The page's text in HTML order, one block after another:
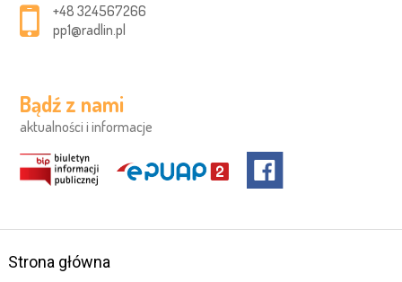
+48 324567266
pp1@radlin.pl
Bądź z nami
aktualności i informacje
Strona główna